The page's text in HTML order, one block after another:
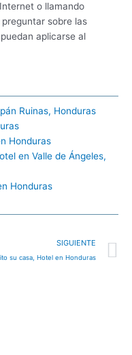
o llamando
sobre las
aplicarse al
Ruinas, Honduras
Honduras
en Valle de Ángeles,
Honduras
SIGUIENTE
su casa, Hotel en Honduras